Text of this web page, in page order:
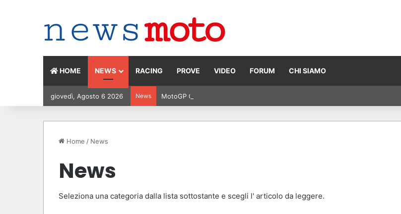
HOME NEWS RACING PROVE VIDEO FORUM CHI SIAMO
giovedì, Agosto 6 2026 News MotoGP Olanda 2026: Ogura vince ad Assen, risultati e classifica della gara
Home / News
News
Seleziona una categoria dalla lista sottostante e scegli l' articolo da leggere.